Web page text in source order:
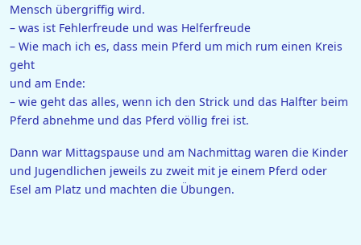
Mensch übergriffig wird.
– was ist Fehlerfreude und was Helferfreude
– Wie mach ich es, dass mein Pferd um mich rum einen Kreis
geht
und am Ende:
– wie geht das alles, wenn ich den Strick und das Halfter beim
Pferd abnehme und das Pferd völlig frei ist.
Dann war Mittagspause und am Nachmittag waren die Kinder
und Jugendlichen jeweils zu zweit mit je einem Pferd oder
Esel am Platz und machten die Übungen.